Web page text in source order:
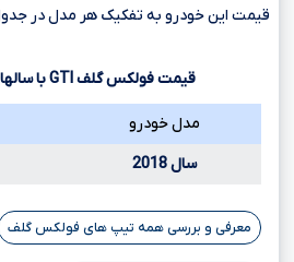
قیمت این خودرو به تفکیک هر مدل در
قیمت فولکس گلفGTIبا
مدل خودرو
سال 2018
معرفی و بررسی همه تیپ های فولکس گلف